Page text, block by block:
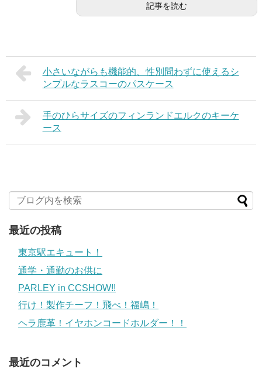
記事を読む
小さいながらも機能的、性別問わずに使えるシ
ンプルなラスコーのパスケース
手のひらサイズのフィンランドエルクのキーケ
ース
最近の投稿
東京駅エキュート！
通学・通勤のお供に
PARLEY in CCSHOW!!
行け！製作チーフ！飛べ！福嶋！
ヘラ鹿革！イヤホンコードホルダー！！
最近のコメント